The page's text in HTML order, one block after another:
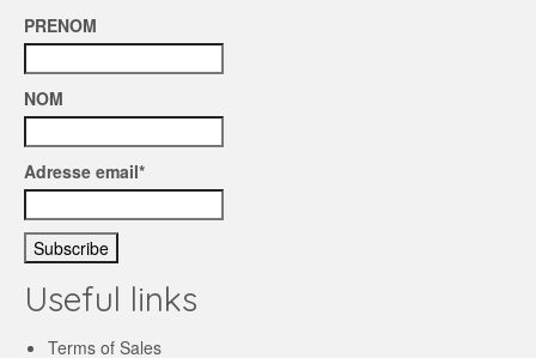
PRENOM
NOM
Adresse email*
Useful links
Terms of Sales